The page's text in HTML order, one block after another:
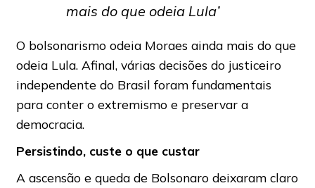
mais do que odeia Lula’
O bolsonarismo odeia Moraes ainda mais do que
odeia Lula. Afinal, várias decisões do justiceiro
independente do Brasil foram fundamentais
para conter o extremismo e preservar a
democracia.
Persistindo, custe o que custar
A ascensão e queda de Bolsonaro deixaram claro